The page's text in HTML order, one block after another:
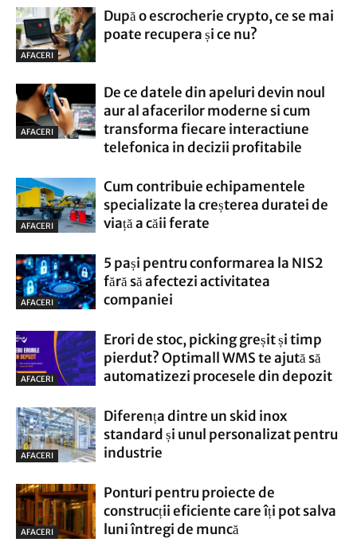
AFACERI
După o escrocherie crypto, ce se mai
poate recupera și ce nu?
AFACERI
De ce datele din apeluri devin noul
aur al afacerilor moderne si cum
transforma fiecare interactiune
telefonica in decizii profitabile
AFACERI
Cum contribuie echipamentele
specializate la creșterea duratei de
viață a căii ferate
AFACERI
5 pași pentru conformarea la NIS2
fără să afectezi activitatea
companiei
AFACERI
Erori de stoc, picking greșit și timp
pierdut? Optimall WMS te ajută să
automatizezi procesele din depozit
AFACERI
Diferența dintre un skid inox
standard și unul personalizat pentru
industrie
AFACERI
Ponturi pentru proiecte de
construcții eficiente care îți pot salva
luni întregi de muncă